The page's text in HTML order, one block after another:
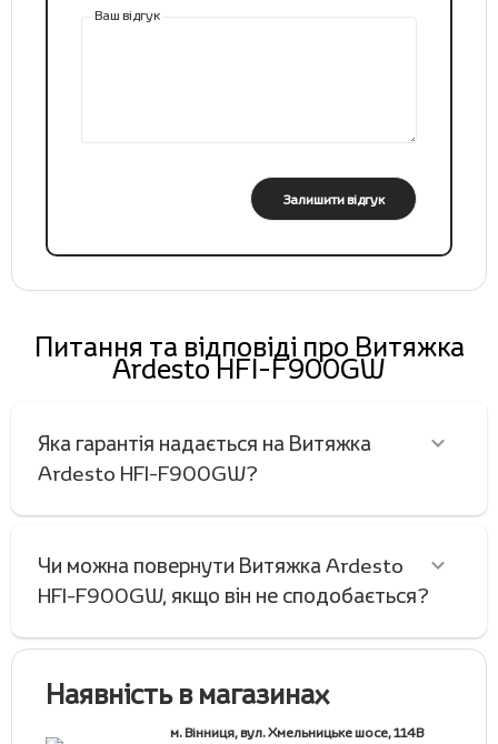
Ваш відгук
Залишити відгук
Питання та відповіді про Витяжка
Ardesto HFI-F900GW
Яка гарантія надається на Витяжка
Ardesto HFI-F900GW?
Чи можна повернути Витяжка Ardesto
HFI-F900GW, якщо він не сподобається?
Наявність в магазинах
м. Вінниця, вул. Хмельницьке шосе, 114В